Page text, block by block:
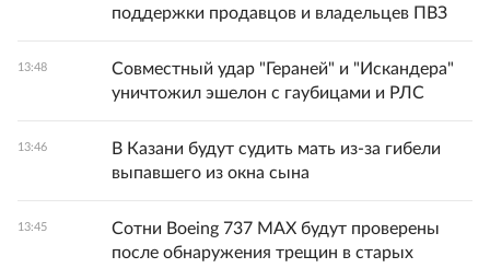
поддержки продавцов и владельцев ПВЗ
13:48
Совместный удар "Гераней" и "Искандера"
уничтожил эшелон с гаубицами и РЛС
13:46
В Казани будут судить мать из-за гибели
выпавшего из окна сына
13:45
Сотни Boeing 737 MAX будут проверены
после обнаружения трещин в старых